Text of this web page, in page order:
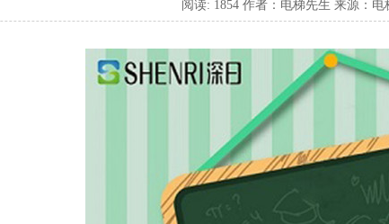
阅读: 1854 作者：电梯先生 来源：